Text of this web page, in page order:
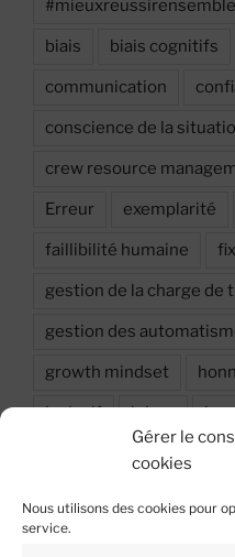
Gérer le
cookies
Nous utilisons des cookies pour
service.
#mieuxreussirensemble
biais biais cognitifs
communication
conscience de la
crew resource
Erreur exemplarité
faillibilité humaine
gestion de la charge de
gestion des
growth mindset
inclusif injure
Leadership situationnel
prise de décision